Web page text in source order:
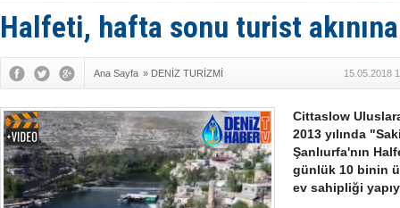
Halfeti, hafta sonu turist
Ana Sayfa » DENİZ TURİZMİ 15.05.2018
Cittaslow
2013 yılında
Şanlıurfa'nın
günlük 10 binin
ev sahipliği